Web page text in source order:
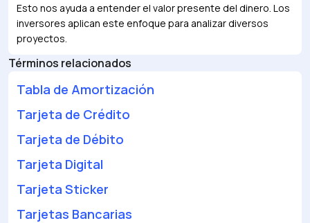
Esto nos ayuda a entender el valor presente del dinero. Los
inversores aplican este enfoque para analizar diversos
proyectos.
Términos relacionados
Tabla de Amortización
Tarjeta de Crédito
Tarjeta de Débito
Tarjeta Digital
Tarjeta Sticker
Tarjetas Bancarias